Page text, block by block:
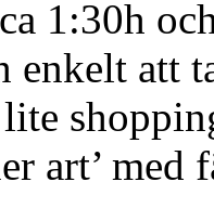
1:30h
enkelt att
art’ med